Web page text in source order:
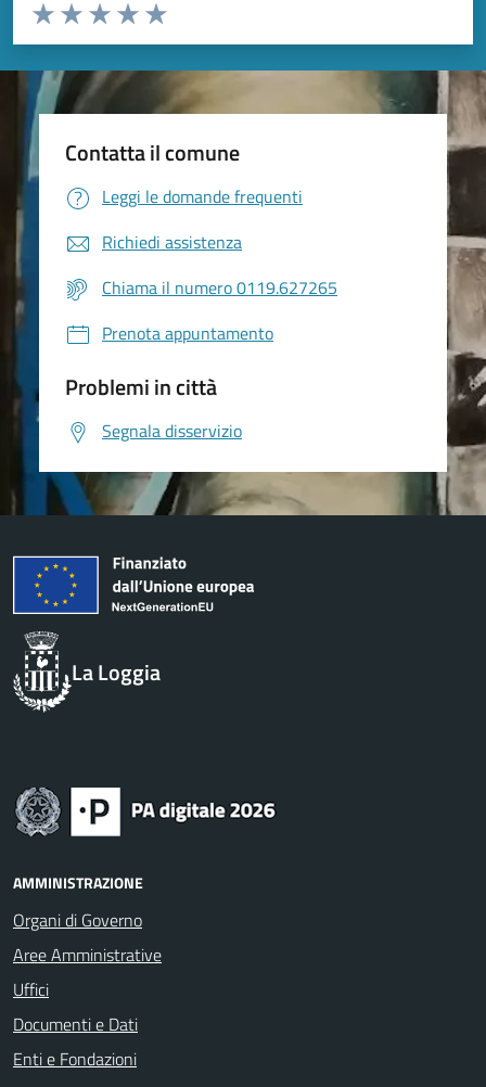
Valuta da 1 a 5 stelle la pagina
Valuta 5 stelle su 5
Valuta 4 stelle su 5
Valuta 3 stelle su 5
Valuta 2 stelle su 5
Valuta 1 stelle su 5
Contatta il comune
Leggi le domande frequenti
Richiedi assistenza
Chiama il numero 0119.627265
Prenota appuntamento
Problemi in città
Segnala disservizio
La Loggia
AMMINISTRAZIONE
Organi di Governo
Aree Amministrative
Uffici
Documenti e Dati
Enti e Fondazioni